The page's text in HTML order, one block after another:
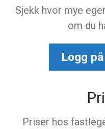
Sjekk hvor mye
om du
Logg
Priser hos